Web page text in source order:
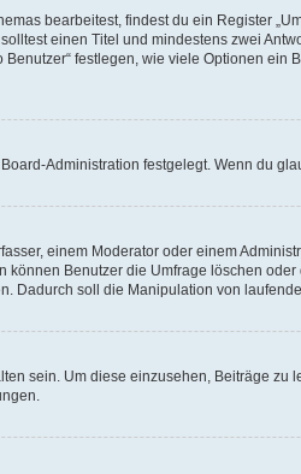
bearbeitest, findest du ein Register
einen Titel und mindestens zwei
festlegen, wie viele Optionen
Administration festgelegt. Wenn du
einem Moderator oder einem
Benutzer die Umfrage löschen
Dadurch soll die Manipulation von
sein. Um diese einzusehen, Beiträge